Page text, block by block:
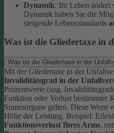
Dynamik: Ihr Leben ändert
Dynamik haben Sie die
steigende Lebensstandards
Was ist die Gliedertaxe in
Was ist die Gliedertaxe in der
Mit der Gliedertaxe in der
Invaliditätsgrad in der
Prozentwerte (sog.
Funktion oder Verlust bestimmter
Sinnesorgane gelten. Diese Werte
Höhe der Leistung. Beispiel:
Funktionsverlust Ihres Arms,